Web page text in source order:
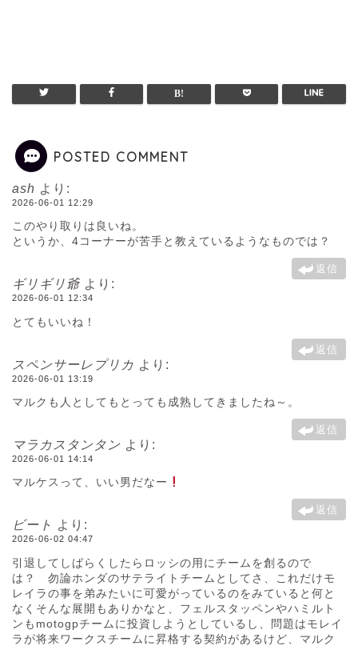
POSTED COMMENT
ash より:
2026-06-01 12:29
このやり取りは良いね。
というか、4コーナーが苦手と教えているようなものでは？
返信
ギリギリ爺 より:
2026-06-01 12:34
とてもいいね！
返信
スペンサーレプリカ より:
2026-06-01 13:19
マルクも人としてもとっても成熟してきましたね～。
返信
マラカスタンタン より:
2026-06-01 14:14
マルケスって、いい男だなー
返信
ビート より:
2026-06-02 04:47
引退してしばらくしたらロッシの用にチームを創るので
は？ 勿論ホンダのサテライトチームとしてさ、これだけモ
レイラの事を弟みたいに可愛がっているのをみていると何と
なくそんな展開もありかなと、フェルスタッペンやハミルト
ンもmotogpチームに投資しようとしているし、問題はモレイ
ラが将来ワークスチームに昇格する契約があるけど、マルク